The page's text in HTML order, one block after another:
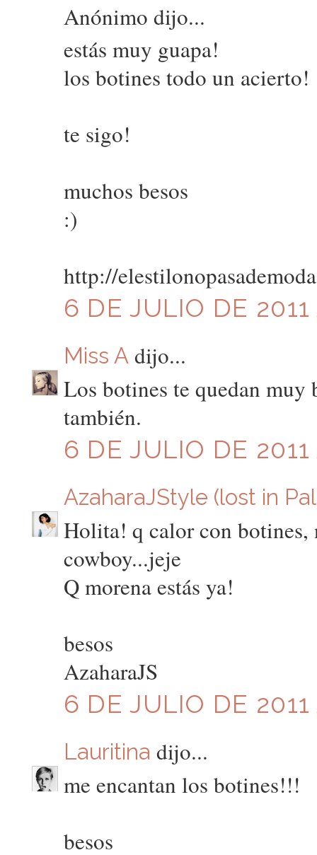
Anónimo dijo...
estás muy guapa!
los botines todo un acierto!
te sigo!
muchos besos
:)
http://
6 DE JULIO DE
Miss Adijo...
Los botines te quedan muy
también.
6 DE JULIO DE
AzaharaJStyle (lost in
Holita! q calor con botines,
cowboy...jeje
Q morena estás ya!
besos
AzaharaJS
6 DE JULIO DE
Lauritina dijo...
me encantan los botines!!!
besos